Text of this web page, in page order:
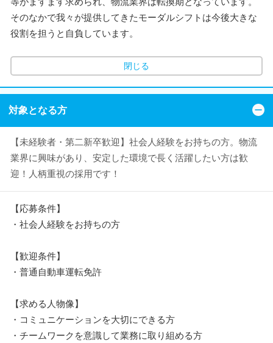
そのなかで我々が提供してきたモーダルシフトは今後大きな
役割を担うと自負しています。
閉じる
対象となる方
【未経験者・第二新卒歓迎】社会人経験をお持ちの方。物流
業界に興味があり、安定した環境で長く活躍したい方は歓
迎！人柄重視の採用です！
【応募条件】
・社会人経験をお持ちの方
【歓迎条件】
・普通自動車運転免許
【求める人物像】
・コミュニケーションを大切にできる方
・チームワークを意識して業務に取り組める方